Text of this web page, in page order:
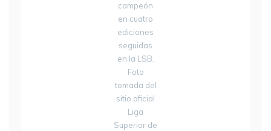
campeón
en cuatro
ediciones
seguidas
en la LSB.
Foto
tomada del
sitio oficial
Liga
Superior de